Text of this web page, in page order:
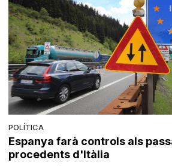
POLÍTICA
Espanya farà controls als
procedents d'Itàlia